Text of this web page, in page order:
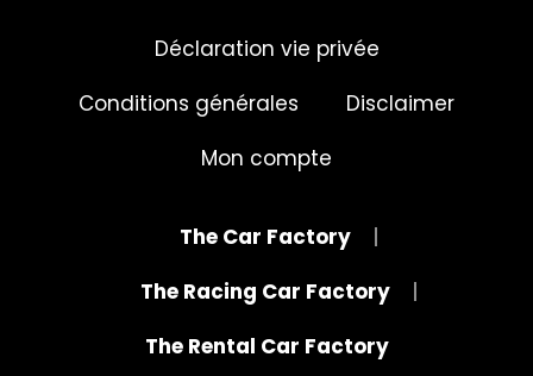
Déclaration vie privée
Conditions générales
Disclaimer
Mon compte
The Car Factory
The Racing Car Factory
The Rental Car Factory